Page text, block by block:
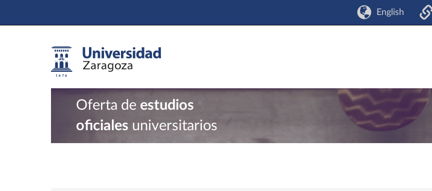
English
Oferta de estudios
oficiales universitarios